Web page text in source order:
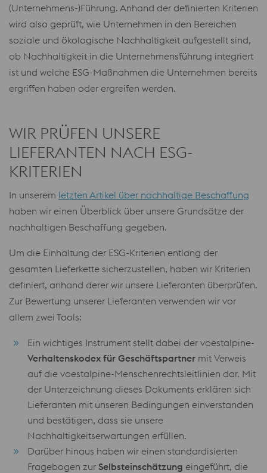
(Unternehmens-)Führung. Anhand der definierten Kriterien
wird also geprüft, wie Unternehmen in den Bereichen
soziale und ökologische Nachhaltigkeit aufgestellt sind,
ob Nachhaltigkeit in die Unternehmensführung integriert
ist und welche ESG-Maßnahmen die Unternehmen bereits
ergriffen haben oder ergreifen werden.
WIR PRÜFEN UNSERE
LIEFERANTEN NACH ESG-
KRITERIEN
In unserem letzten Artikel über nachhaltige Beschaffung
haben wir einen Überblick über unsere Grundsätze der
nachhaltigen Beschaffung gegeben.
Um die Einhaltung der ESG-Kriterien entlang der
gesamten Lieferkette sicherzustellen, haben wir Kriterien
definiert, anhand derer wir unsere Lieferanten überprüfen.
Zur Bewertung unserer Lieferanten verwenden wir vor
allem zwei Tools:
Ein wichtiges Instrument stellt dabei der voestalpine-
Verhaltenskodex für Geschäftspartner mit Verweis
auf die voestalpine-Menschenrechtsleitlinien dar. Mit
der Unterzeichnung dieses Dokuments erklären sich
Lieferanten mit unseren Bedingungen einverstanden
und bestätigen, dass sie unsere
Nachhaltigkeitserwartungen erfüllen.
Darüber hinaus haben wir einen standardisierten
Fragebogen zur Selbsteinschätzung eingeführt, die